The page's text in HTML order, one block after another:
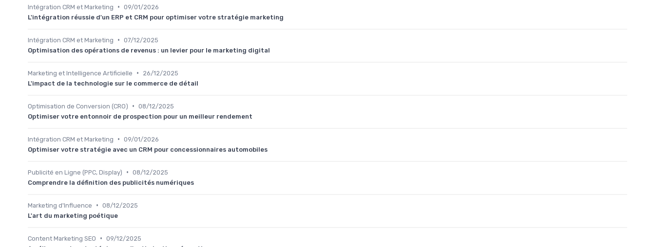
Intégration CRM et Marketing • 09/01/2026
L'intégration réussie d'un ERP et CRM pour optimiser votre stratégie marketing
Intégration CRM et Marketing • 07/12/2025
Optimisation des opérations de revenus : un levier pour le marketing digital
Marketing et Intelligence Artificielle •
26/12/2025
L'impact de la technologie sur le commerce de détail
Optimisation de Conversion (CRO) • 08/12/2025
Optimiser votre entonnoir de prospection pour un meilleur rendement
Intégration CRM et Marketing • 09/01/2026
Optimiser votre stratégie avec un CRM pour concessionnaires automobiles
Publicité en Ligne (PPC, Display) • 08/12/2025
Comprendre la définition des publicités numériques
Marketing d'Influence • 08/12/2025
L'art du marketing poétique
Content Marketing SEO • 09/12/2025